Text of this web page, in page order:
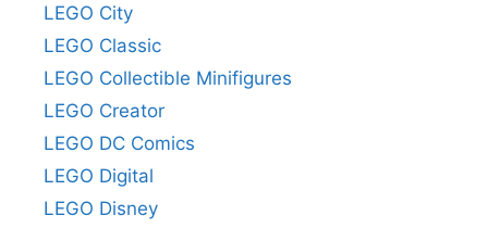
LEGO City
LEGO Classic
LEGO Collectible Minifigures
LEGO Creator
LEGO DC Comics
LEGO Digital
LEGO Disney